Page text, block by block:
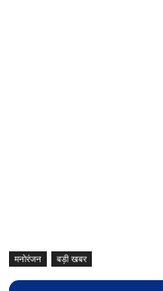
मनोरंजन बड़ी खबर